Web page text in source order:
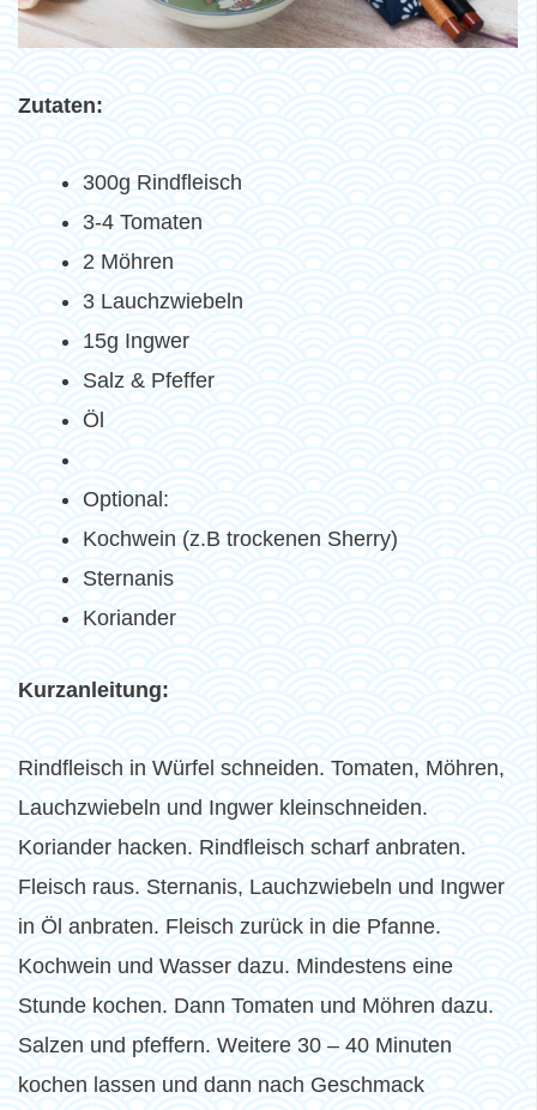
Zutaten:
300g Rindfleisch
3-4 Tomaten
2 Möhren
3 Lauchzwiebeln
15g Ingwer
Salz & Pfeffer
Öl
Optional:
Kochwein (z.B trockenen Sherry)
Sternanis
Koriander
Kurzanleitung:
Rindfleisch in Würfel schneiden. Tomaten, Möhren,
Lauchzwiebeln und Ingwer kleinschneiden.
Koriander hacken. Rindfleisch scharf anbraten.
Fleisch raus. Sternanis, Lauchzwiebeln und Ingwer
in Öl anbraten. Fleisch zurück in die Pfanne.
Kochwein und Wasser dazu. Mindestens eine
Stunde kochen. Dann Tomaten und Möhren dazu.
Salzen und pfeffern. Weitere 30 – 40 Minuten
kochen lassen und dann nach Geschmack